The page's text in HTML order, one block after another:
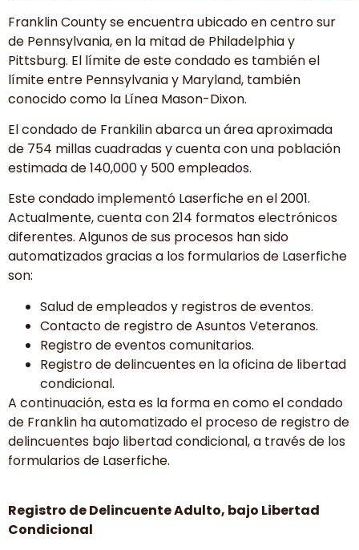
Franklin County se encuentra ubicado en centro sur
de Pennsylvania, en la mitad de Philadelphia y
Pittsburg. El límite de este condado es también el
límite entre Pennsylvania y Maryland, también
conocido como la Línea Mason-Dixon.
El condado de Frankilin abarca un área aproximada
de 754 millas cuadradas y cuenta con una población
estimada de 140,000 y 500 empleados.
Este condado implementó Laserfiche en el 2001.
Actualmente, cuenta con 214 formatos electrónicos
diferentes. Algunos de sus procesos han sido
automatizados gracias a los formularios de Laserfiche
son:
Salud de empleados y registros de eventos.
Contacto de registro de Asuntos Veteranos.
Registro de eventos comunitarios.
Registro de delincuentes en la oficina de libertad
condicional.
A continuación, esta es la forma en como el condado
de Franklin ha automatizado el proceso de registro de
delincuentes bajo libertad condicional, a través de los
formularios de Laserfiche.
Registro de Delincuente Adulto, bajo Libertad
Condicional